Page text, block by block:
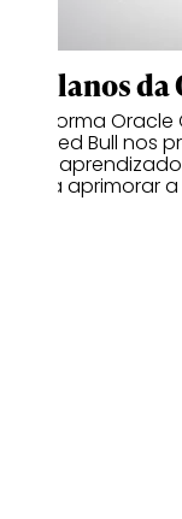
Os planos
Plataforma
pela Red Bull
carro,
e para aprimorar